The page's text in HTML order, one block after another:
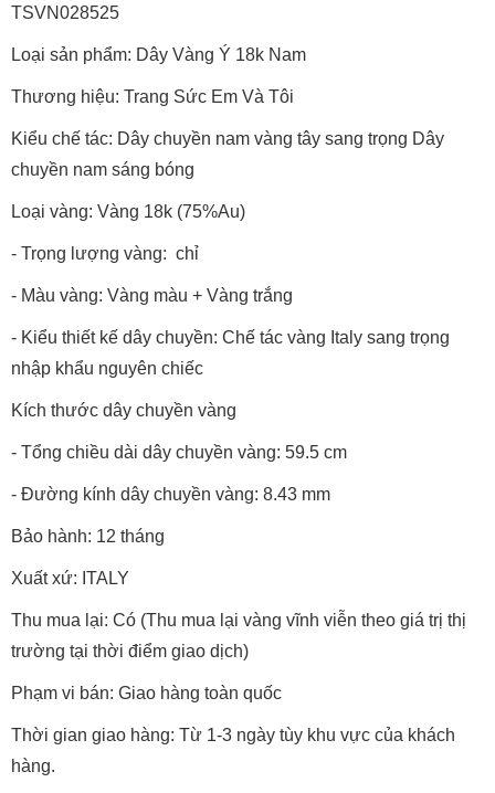
TSVN028525
Loại sản phẩm: Dây Vàng Ý 18k Nam
Thương hiệu: Trang Sức Em Và Tôi
Kiểu chế tác: Dây chuyền nam vàng tây sang trọng Dây
chuyền nam sáng bóng
Loại vàng: Vàng 18k (75%Au)
- Trọng lượng vàng: chỉ
- Màu vàng: Vàng màu + Vàng trắng
- Kiểu thiết kế dây chuyền: Chế tác vàng Italy sang trọng
nhập khẩu nguyên chiếc
Kích thước dây chuyền vàng
- Tổng chiều dài dây chuyền vàng: 59.5 cm
- Đường kính dây chuyền vàng: 8.43 mm
Bảo hành: 12 tháng
Xuất xứ: ITALY
Thu mua lại: Có (Thu mua lại vàng vĩnh viễn theo giá trị thị
trường tại thời điểm giao dịch)
Phạm vi bán: Giao hàng toàn quốc
Thời gian giao hàng: Từ 1-3 ngày tùy khu vực của khách
hàng.